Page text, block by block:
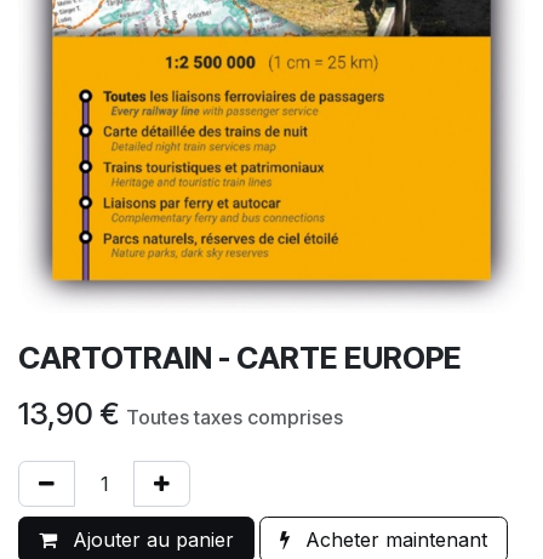
CARTOTRAIN - CARTE EUROPE
13,90 € Toutes taxes comprises
Ajouter au panier Acheter maintenant